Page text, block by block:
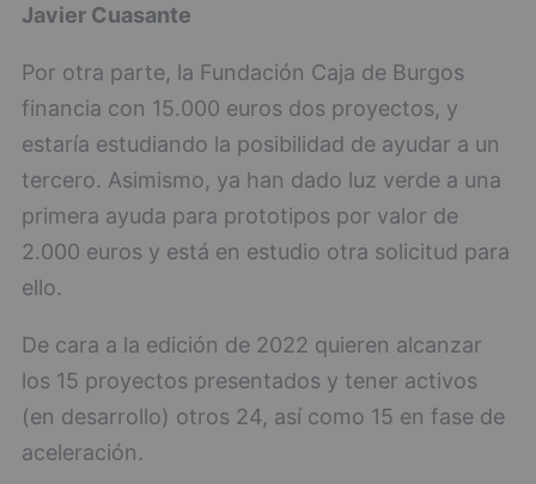
Javier Cuasante
Por otra parte, la Fundación Caja de Burgos
financia con 15.000 euros dos proyectos, y
estaría estudiando la posibilidad de ayudar a un
tercero. Asimismo, ya han dado luz verde a una
primera ayuda para prototipos por valor de
2.000 euros y está en estudio otra solicitud para
ello.
De cara a la edición de 2022 quieren alcanzar
los 15 proyectos presentados y tener activos
(en desarrollo) otros 24, así como 15 en fase de
aceleración.